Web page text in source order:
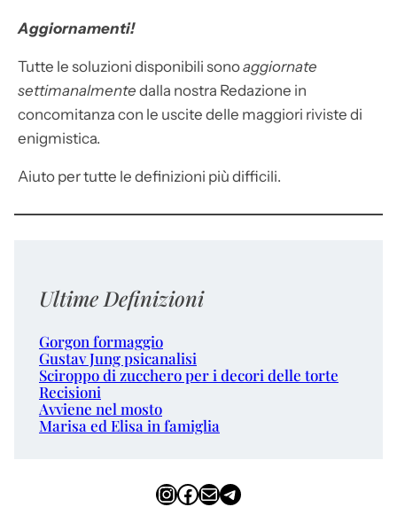
Aggiornamenti!
Tutte le soluzioni disponibili sonoaggiornate
settimanalmente dalla nostra Redazione in
concomitanza con le uscite delle maggiori riviste di
enigmistica.
Aiuto per tutte le definizioni più difficili.
Ultime Definizioni
Gorgon formaggio
Gustav Jung psicanalisi
Sciroppo di zucchero per i decori delle torte
Recisioni
Avviene nel mosto
Marisa ed Elisa in famiglia
InstagramFacebook Email Telegram